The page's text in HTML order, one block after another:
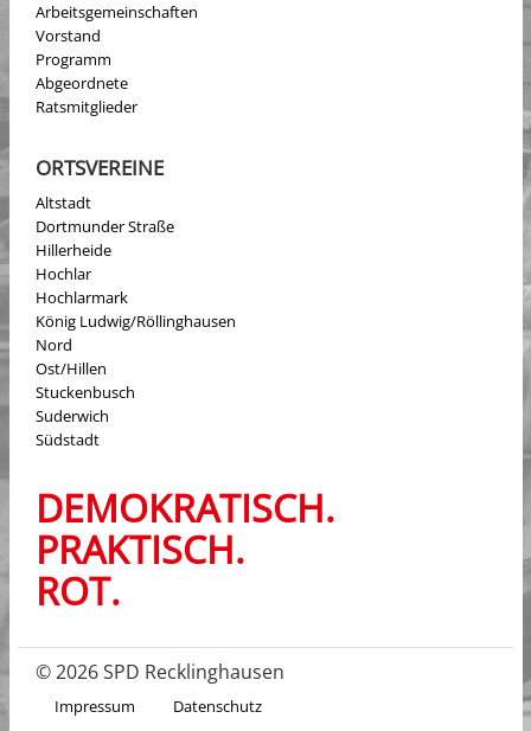
Arbeitsgemeinschaften
Vorstand
Programm
Abgeordnete
Ratsmitglieder
ORTSVEREINE
Altstadt
Dortmunder Straße
Hillerheide
Hochlar
Hochlarmark
König Ludwig/Röllinghausen
Nord
Ost/Hillen
Stuckenbusch
Suderwich
Südstadt
DEMOKRATISCH.
PRAKTISCH.
ROT.
© 2026 SPD Recklinghausen
Impressum Datenschutz